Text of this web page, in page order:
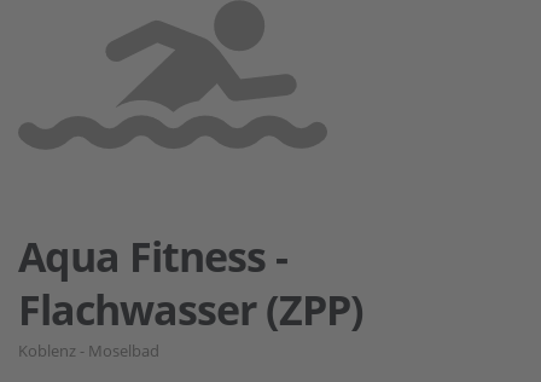
Aqua Fitness -
Flachwasser (ZPP)
Koblenz - Moselbad